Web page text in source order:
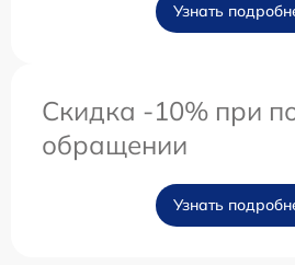
Узнать
Скидка -10% при
обращении
Узнать